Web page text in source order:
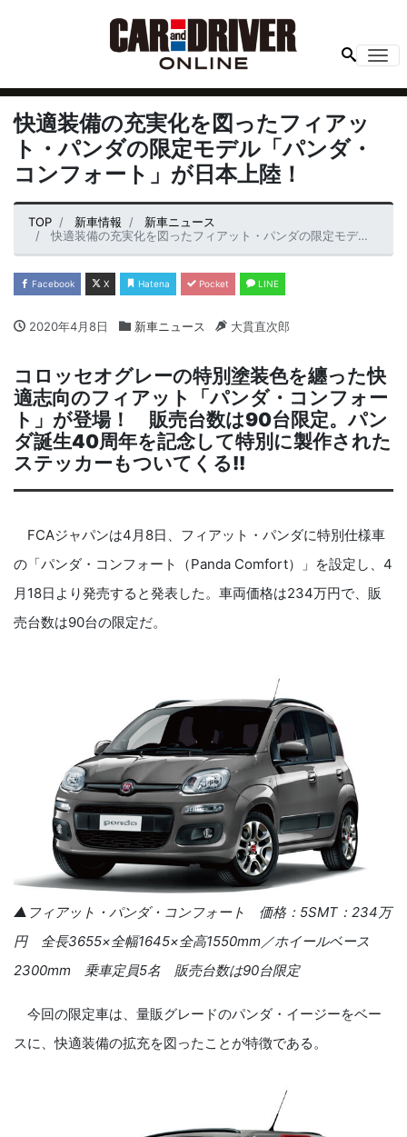
快適装備の充実化を図ったフィアッ
ト・パンダの限定モデル「パンダ・
コンフォート」が日本上陸！
TOP 新車情報
新車ニュース
快適装備の充実化を図ったフィアット・パンダの限定モデル「パンダ・コンフォート」が日本上陸！
Facebook X Hatena Pocket LINE
2020年4月8日 新車ニュース 大貫直次郎
コロッセオグレーの特別塗装色を纏った快
適志向のフィアット「パンダ・コンフォー
ト」が登場！ 販売台数は90台限定。パン
ダ誕生40周年を記念して特別に製作された
ステッカーもついてくる!!
FCAジャパンは4月 8日、フィアット・パンダに特別仕様車
の「パンダ・コンフォート（Panda Comfort）」を設定し、 4
月 18日より発売すると発表した。車両価格は234万円で、販
売台数は90台の限定だ。
▲フィアット・パンダ・コンフォート 価格： 5SMT ： 234 万
円 全長3655×全幅1645×全高1550mm ／ホイールベース
2300mm 乗車定員5名 販売台数は90台限定
今回の限定車は、量販グレードのパンダ・イージーをベー
スに、快適装備の拡充を図ったことが特徴である。